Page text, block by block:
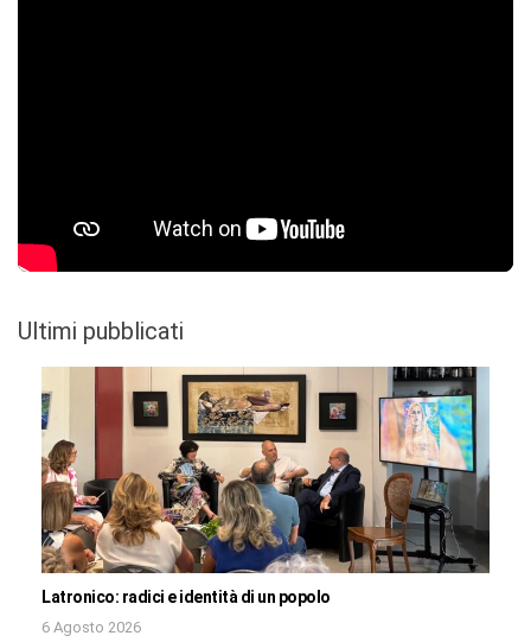
Ultimi pubblicati
Latronico: radici e identità di un popolo
6 Agosto 2026